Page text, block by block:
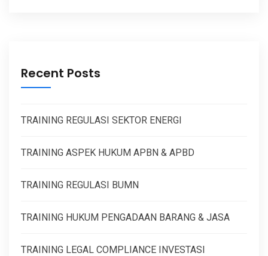
Recent Posts
TRAINING REGULASI SEKTOR ENERGI
TRAINING ASPEK HUKUM APBN & APBD
TRAINING REGULASI BUMN
TRAINING HUKUM PENGADAAN BARANG & JASA
TRAINING LEGAL COMPLIANCE INVESTASI